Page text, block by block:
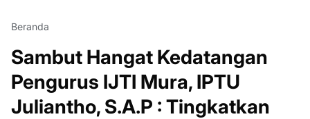
Beranda
Sambut Hangat Kedatangan
Pengurus IJTI Mura, IPTU
Juliantho, S.A.P : Tingkatkan